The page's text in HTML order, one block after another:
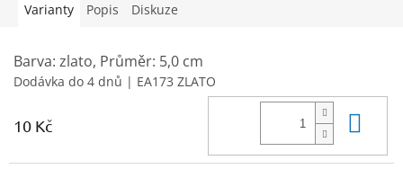
Varianty Popis Diskuze
Barva: zlato, Průměr: 5,0 cm
Dodávka do 4 dnů | EA173 ZLATO
10 Kč